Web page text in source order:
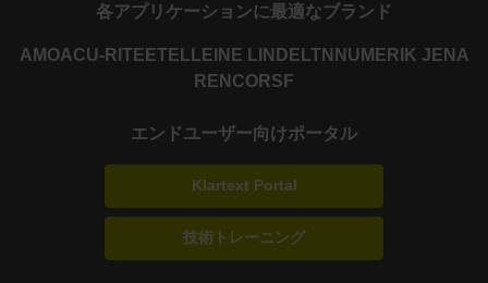
各アプリケーションに最適なブランド
AMOACU-RITE ETEL LEINE LINDE LTN NUMERIK JENA
RENCORSF
エンドユーザー向けポータル
Klartext Portal
技術トレーニング